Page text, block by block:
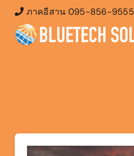
content
ภาคอีสาน 095-856-9555